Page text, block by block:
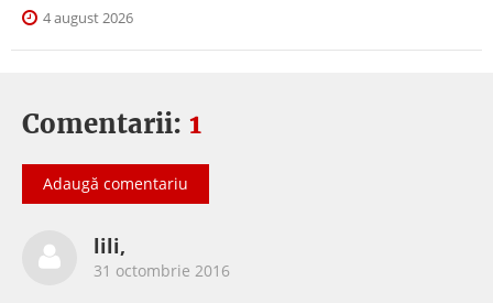
4 august 2026
Comentarii: 1
Adaugă comentariu
lili,
31 octombrie 2016